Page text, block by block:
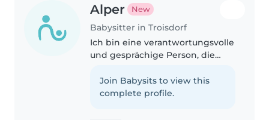
Alper New
Babysitter in Troisdorf
Ich bin eine verantwortungsvolle
und gesprächige Person, die
und ihnen kreativ mit Malen und
Spielen begegnet. Ich bin zwar
Join Babysits to view this
complete profile.